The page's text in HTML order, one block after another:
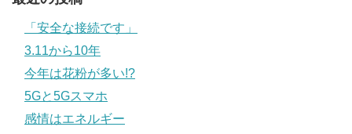
「安全な接続です」
3.11から10年
今年は花粉が多い!?
5Gと5Gスマホ
感情はエネルギー